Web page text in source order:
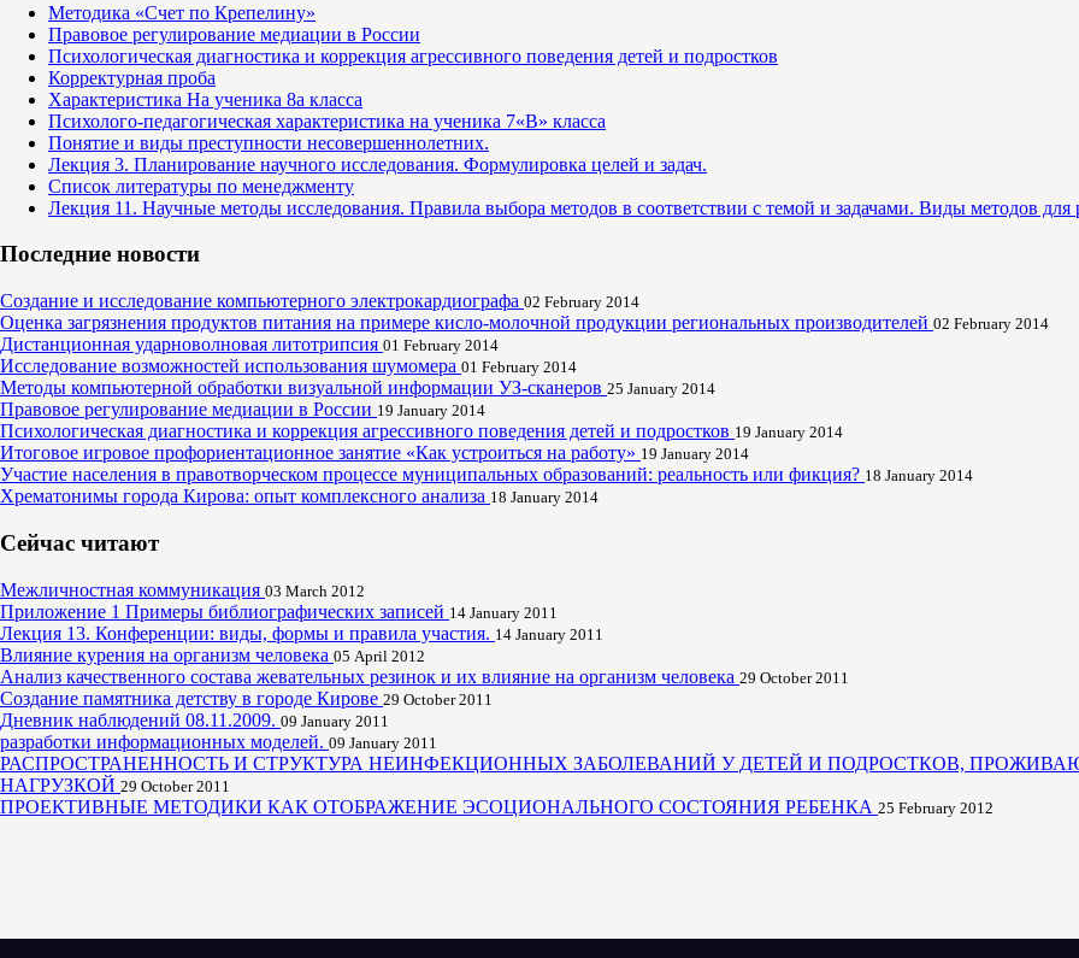
Методика «Счет по Крепелину»
Правовое регулирование медиации в России
Психологическая диагностика и коррекция агрессивного поведения детей и подростков
Корректурная проба
Характеристика На ученика 8а класса
Психолого-педагогическая характеристика на ученика 7«В» класса
Понятие и виды преступности несовершеннолетних.
Лекция 3. Планирование научного исследования. Формулировка целей и задач.
Список литературы по менеджменту
Лекция 11. Научные методы исследования. Правила выбора методов в соответствии с темой и задачами. Виды методов для
Последние новости
Создание и исследование компьютерного электрокардиографа 02 February 2014
Оценка загрязнения продуктов питания на примере кисло-молочной продукции региональных производителей 02 February 2014
Дистанционная ударноволновая литотрипсия 01 February 2014
Исследование возможностей использования шумомера 01 February 2014
Методы компьютерной обработки визуальной информации УЗ-сканеров 25 January 2014
Правовое регулирование медиации в России 19 January 2014
Психологическая диагностика и коррекция агрессивного поведения детей и подростков 19 January 2014
Итоговое игровое профориентационное занятие «Как устроиться на работу» 19 January 2014
Участие населения в правотворческом процессе муниципальных образований: реальность или фикция? 18 January 2014
Хрематонимы города Кирова: опыт комплексного анализа 18 January 2014
Сейчас читают
Межличностная коммуникация 03 March 2012
Приложение 1 Примеры библиографических записей 14 January 2011
Лекция 13. Конференции: виды, формы и правила участия. 14 January 2011
Влияние курения на организм человека 05 April 2012
Анализ качественного состава жевательных резинок и их влияние на организм человека 29 October 2011
Создание памятника детству в городе Кирове 29 October 2011
Дневник наблюдений 08.11.2009. 09 January 2011
разработки информационных моделей. 09 January 2011
РАСПРОСТРАНЕННОСТЬ И СТРУКТУРА НЕИНФЕКЦИОННЫХ ЗАБОЛЕВАНИЙ У ДЕТЕЙ И ПОДРОСТКОВ,
НАГРУЗКОЙ 29 October 2011
ПРОЕКТИВНЫЕ МЕТОДИКИ КАК ОТОБРАЖЕНИЕ ЭСОЦИОНАЛЬНОГО СОСТОЯНИЯ РЕБЕНКА 25 February 2012